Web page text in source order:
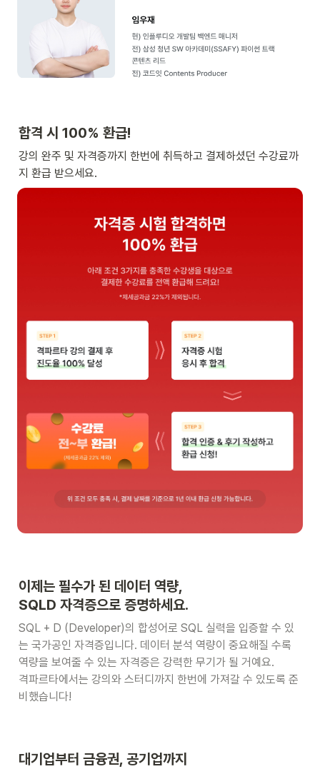
합격 시 100% 환급!
강의 완주 및 자격증까지 한번에 취득하고 결제하셨던 수강료까
지 환급 받으세요.
이제는 필수가 된 데이터 역량,
SQLD 자격증으로 증명하세요.
SQL + D (Developer)의 합성어로 SQL 실력을 입증할 수 있
는 국가공인 자격증입니다. 데이터 분석 역량이 중요해질 수록
역량을 보여줄 수 있는 자격증은 강력한 무기가 될 거예요.
격파르타에서는 강의와 스터디까지 한번에 가져갈 수 있도록 준
비했습니다!
대기업부터 금융권, 공기업까지